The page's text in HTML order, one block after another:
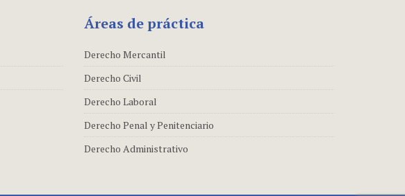
Áreas de práctica
Derecho Mercantil
Derecho Civil
Derecho Laboral
Derecho Penal y Penitenciario
Derecho Administrativo